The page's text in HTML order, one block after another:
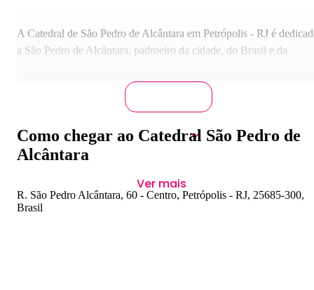
A Catedral de São Pedro de Alcântara em Petrópolis - RJ é
a São Pedro de Alcântara, padroeiro da cidade, do Brasil e da
Ver mais
Como chegar ao Catedral São Pedro de
Alcântara
R. São Pedro Alcântara, 60 - Centro, Petrópolis - RJ, 25685-300,
Brasil